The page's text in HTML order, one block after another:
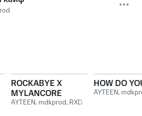
ROCKABYE X
MYLANCORE
AYTEEN, mdkprod, RXDA
HOW DO
AYTEEN,